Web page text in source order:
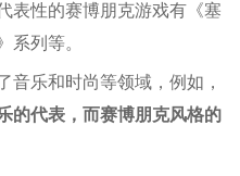
表性的赛博朋克游戏有《塞
系列等。
音乐和时尚等领域，例如，
的代表，而赛博朋克风格的